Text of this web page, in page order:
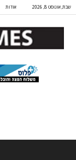
שבת, אוגוסט 8, 2026 אודות